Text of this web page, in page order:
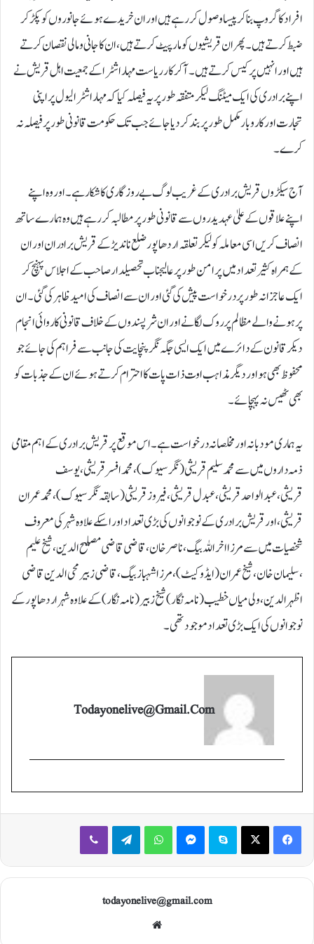
افراد کا گروپ بنا کر پیسا وصول کر رہے ہیں اور ان خریدے ہوئے جانوروں کو پکڑ کر
ضبط کرتے ہیں ۔پھر ان قریشیوں کو مارپیٹ کرتے ہیں ،ان کا جانی و مالی نقصان کرتے
ہیں اور انہیں پر کیس کرتے ہیں ۔آکر کار ریاست مہاراشٹرا کے جمعیت اہل قریش نے
اپنے برادری کی ایک میٹنگ لیکر متفقہ طور پر یہ فیصلہ کیا کہ مہاراشٹرا لیول پر اپنی
تجارت اور کاروبار مکمل طور پر بند کردیا جائے جب تک حکومت قانونی طور پر فیصلہ نہ
کرے۔
آج سیکڑوں قریش برادری کے غریب لوگ بے روزگاری کا شکار ہے۔اور وہ اپنے
اپنے علاقوں کے علیٰ عہدیدروں سے قانونی طور پر مطالبہ کر رہے ہیں وہ ہمارے ساتھ
انصاف کریں اسی معاملہ کو لیکر تعلقہ اردھاپور ضلع ناندیڑ کے قریش برادران اور ان
کے ہمراہ کثیر تعداد میں پر امن طور پر عالیجناب تحصیلدار صاحب کے اجلاس پہنچ کر
ایک عاجزانہ طور پر درخواست پیش کی گئی اور ان سے انصاف کی امید ظاہر کی گئی۔ان
پر ہونے والے مظالم پر روک لگانے اور ان شر پسندوں کے خلاف قانونی کاروائی انجام
دیکر قانون کے دائرے میں ایک ایسی جگہ نگر پنچایت کی جانب سے فراہم کی جائے جو
محفوظ بھی ہو اور دیگر مذاہب اوت ذات پات کا احترام کرتے ہوئے ان کے جذبات کو
بھی ٹھیس نہ پہچائے۔
یہ ہماری مود بانہ اور مخلصانہ درخواست ہے۔اس موقع پر قریش برادری کے اہم مقامی
ذمہ داروں میں سے محمد سلیم قریشی ( نگر سیوک) ،محمد افسر قریشی،یوسف
قریشی،عبدالواحد قریشی،عبدل قریشی ،فیروز قریشی (سابقہ نگر سیوک)،محمد عمران
قریشی،اورقریش برادری کے نوجوانوں کی بڑی تعداد اور اسکے علاوہ شہر کی معروف
شخصیات میں سے مرزا اخرا للہ بیگ،ناصر خان ،قاضی قاضی مصلیح الدین، شیخ علیم
،سلیمان خان ،شیخ عمران (ایڈوکیٹ) ،مرزا شہباز بیگ ،قاضی زبیر محی الدین قاضی
اظہر الدین،ولی میاں خطیب ( نامہ نگار) شیخ زبیر (نامہ نگار) کے علاوہ شہر اردھاپور کے
نوجوانوں کی ایک بڑی تعداد موجود تھی۔
Todayonelive@gmail.com
X
Telegram
todayonelive@gmail.com